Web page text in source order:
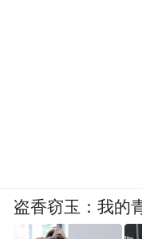
盗香窃玉：我的